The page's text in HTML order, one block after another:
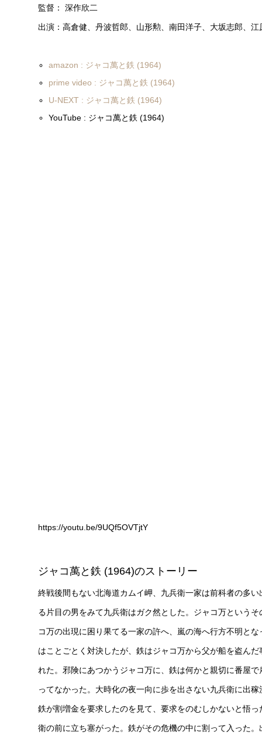
監督： 深作欣二
出演：高倉健、丹波哲郎、山形勲、南田洋子、大坂志郎、
amazon : ジャコ萬と鉄 (1964)
prime video : ジャコ萬と鉄 (1964)
U-NEXT : ジャコ萬と鉄 (1964)
YouTube : ジャコ萬と鉄 (1964)
https://youtu.be/9UQf5OVTjtY
ジャコ萬と鉄 (1964)のストーリー
終戦後間もない北海道カムイ岬、九兵衛一家は前科者の多
る片目の男をみて九兵衛はガク然とした。ジャコ万という
コ万の出現に困り果てる一家の許へ、嵐の海へ行方不明と
はことごとく対決したが、鉄はジャコ万から父が船を盗ん
れた。邪険にあつかうジャコ万に、鉄は何かと親切に番屋
ってなかった。大時化の夜一向に歩を出さない九兵衛に出
鉄が割増金を要求したのを見て、要求をのむしかないと悟
衛の前に立ち塞がった。鉄がその危機の中に割って入った